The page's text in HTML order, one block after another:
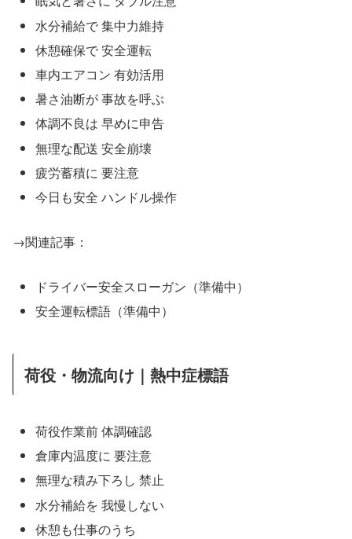
水分補給で 集中力維持
休憩確保で 安全運転
車内エアコン 有効活用
暑さ油断が 事故を呼ぶ
体調不良は 早めに申告
無理な配送 安全崩壊
疲労蓄積に 要注意
今日も安全 ハンドル操作
→関連記事：
ドライバー安全スローガン（準備中）
安全運転標語（準備中）
荷役・物流向け｜熱中症標語
荷役作業前 体調確認
倉庫内温度に 要注意
無理な積み下ろし 禁止
水分補給を 我慢しない
休憩も仕事のうち